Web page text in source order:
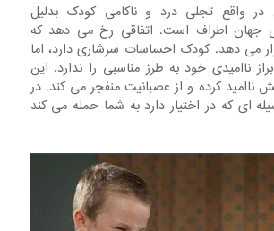
در واقع تجلی درد و ناکامی کودک بدلیل
جهان اطراف است. اتفاقی رخ می دهد که
می دهد. کودک احساسات سرشاری دارد، اما
ناامیدی خود به طرز مناسبی را ندارد. این
ناامید کرده و از عصبانیت منفجر می کند. در
ای که در اختیار دارد به شما حمله می کند